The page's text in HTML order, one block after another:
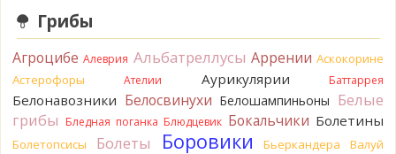
точно нет! P.S. Вячеслав, мы ждём ваших подтверждений
насчёт того, что на разных фото не один и тот же гриб. Они
хорошо было бы упорядочить это с вашим участием.
Разные грибы нужно разнести по разным вопросам!
BorisM Однозначно польский!
Грибы
Агроцибе Алеврия Альбатреллусы Аррении Аскокорине
Астерофоры
Ателии Аурикулярии Баттаррея
Белонавозники Белосвинухи Белошампиньоны Белые
грибы Бледная поганка Блюдцевик Бокальчики Болетины
Болетопсисы Болеты Боровики Бьеркандера Валуй